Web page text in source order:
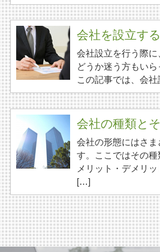
会社を設立す
会社設立を行う際
どうか迷う方もいら
この記事では、会
会社の種類と
会社の形態にはさ
す。ここではその
メリット・デメリ
[…]